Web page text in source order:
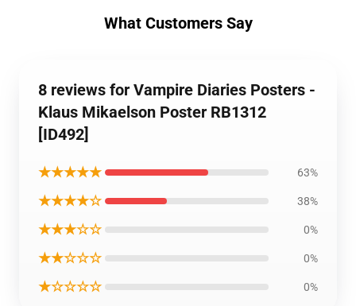
What Customers Say
8 reviews for Vampire Diaries Posters -
Klaus Mikaelson Poster RB1312
[ID492]
★★★★★ 63%
★★★★☆ 38%
★★★☆☆ 0%
★★☆☆☆ 0%
★☆☆☆☆ 0%